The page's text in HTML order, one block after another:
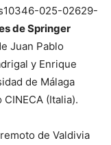
025-02629-
de Springer
Juan Pablo
y Enrique
de Málaga
(Italia).
de Valdivia